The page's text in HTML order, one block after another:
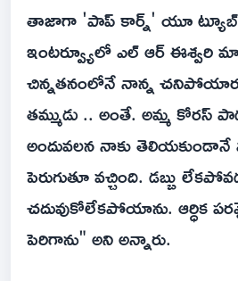
తాజాగా 'పాప్ కార్న్' యూ ట్యూబ్
ఇంటర్వ్యూలో ఎల్ ఆర్ ఈశ్వరి
చిన్నతనంలోనే నాన్న
తమ్ముడు .. అంతే. అమ్మ కోరస్
అందువలన నాకు తెలియకుండానే
పెరుగుతూ వచ్చింది. డబ్బు
చదువుకోలేకపోయాను. ఆర్ధిక
పెరిగాను" అని అన్నారు.